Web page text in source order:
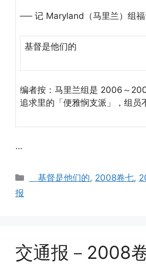
── 记 Maryland（马里兰）组福
基督是他们的
编者按：马里兰组是 2006～
追求里的「便雅悯支派」，组员
…
Categories
基督是他们的, 2008卷七,
报
交通报－2008